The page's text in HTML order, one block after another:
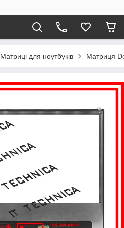
Матриці для ноутбуків Матриця